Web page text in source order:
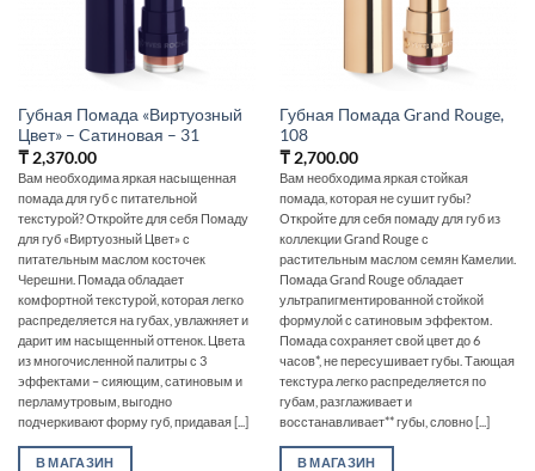
Губная Помада «Виртуозный
Цвет» – Cатиновая – 31
₸2,370.00
Вам необходима яркая насыщенная
помада для губ с питательной
текстурой? Откройте для себя Помаду
для губ «Виртуозный Цвет» с
питательным маслом косточек
Черешни. Помада обладает
комфортной текстурой, которая легко
распределяется на губах, увлажняет и
дарит им насыщенный оттенок. Цвета
из многочисленной палитры с 3
эффектами – сияющим, сатиновым и
перламутровым, выгодно
подчеркивают форму губ, придавая [...]
В МАГАЗИН
Губная Помада Grand Rouge,
108
₸2,700.00
Вам необходима яркая стойкая
помада, которая не сушит губы?
Откройте для себя помаду для губ из
коллекции Grand Rouge с
растительным маслом семян Камелии.
Помада Grand Rouge обладает
ультрапигментированной стойкой
формулой с сатиновым эффектом.
Помада сохраняет свой цвет до 6
часов*, не пересушивает губы. Тающая
текстура легко распределяется по
губам, разглаживает и
восстанавливает** губы, словно [...]
В МАГАЗИН